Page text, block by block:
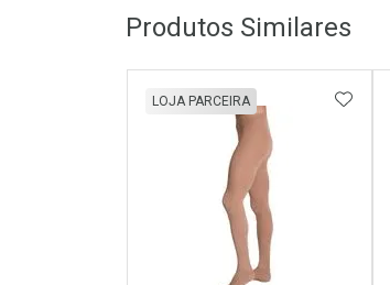
Produtos Similares
LOJA PARCEIRA